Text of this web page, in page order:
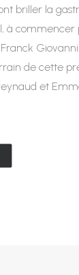
briller la
à commencer
de cette
et